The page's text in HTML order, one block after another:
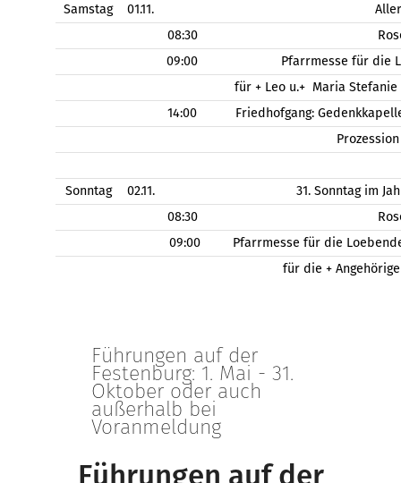
Samstag 01.11.
08:30
09:00
Pfarrmesse für die
für + Leo u.+ Maria
14:00
Friedhofgang:
Sonntag 02.11.
31. Sonntag im
08:30
09:00
Pfarrmesse für die
für die +
Führungen auf der
Festenburg: 1. Mai - 31.
Oktober oder auch
außerhalb bei
Voranmeldung
Führungen auf der